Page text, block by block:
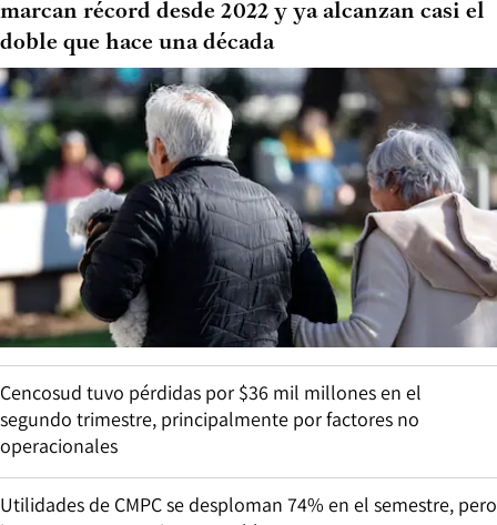
marcan récord desde 2022 y ya alcanzan casi el
doble que hace una década
Cencosud tuvo pérdidas por $36 mil millones en el
segundo trimestre, principalmente por factores no
operacionales
Utilidades de CMPC se desploman 74% en el semestre, pero